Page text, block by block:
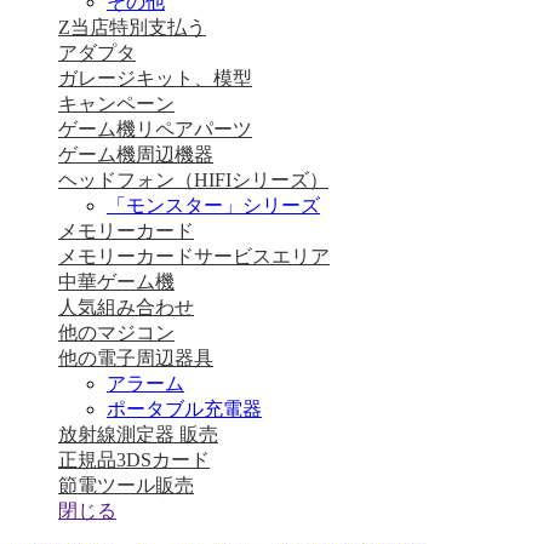
Z当店特別支払う
アダプタ
ガレージキット、模型
キャンペーン
ゲーム機リペアパーツ
ゲーム機周辺機器
ヘッドフォン（HIFIシリーズ）
「モンスター」シリーズ
メモリーカード
メモリーカードサービスエリア
中華ゲーム機
人気組み合わせ
他のマジコン
他の電子周辺器具
アラーム
ポータブル充電器
放射線測定器 販売
正規品3DSカード
節電ツール販売
閉じる